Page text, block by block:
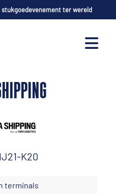
ter wereld
K20
terminals